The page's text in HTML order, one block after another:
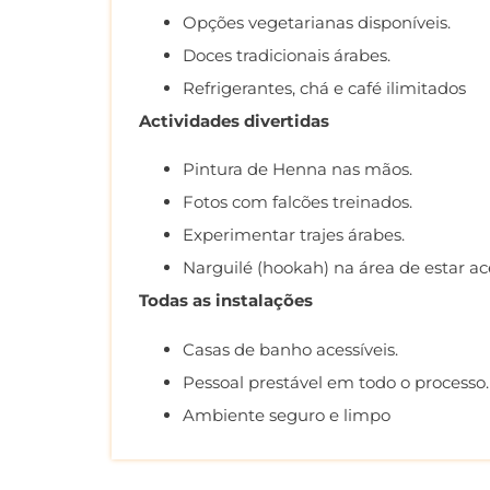
Opções vegetarianas disponíveis.
Doces tradicionais árabes.
Refrigerantes, chá e café ilimitados
Actividades divertidas
Pintura de Henna nas mãos.
Fotos com falcões treinados.
Experimentar trajes árabes.
Narguilé (hookah) na área de estar
Todas as instalações
Casas de banho acessíveis.
Pessoal prestável em todo o processo.
Ambiente seguro e limpo